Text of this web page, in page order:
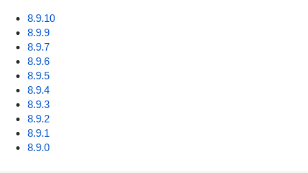
8.9.10
8.9.9
8.9.7
8.9.6
8.9.5
8.9.4
8.9.3
8.9.2
8.9.1
8.9.0